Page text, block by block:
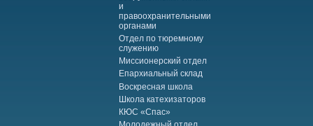
и
правоохранительными
органами
Отдел по тюремному
служению
Миссионерский отдел
Епархиальный склад
Воскресная школа
Школа катехизаторов
КЮС «Спас»